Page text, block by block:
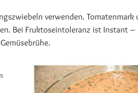
verwenden. Tomatenmark
Bei Fruktoseintoleranz ist Instant –